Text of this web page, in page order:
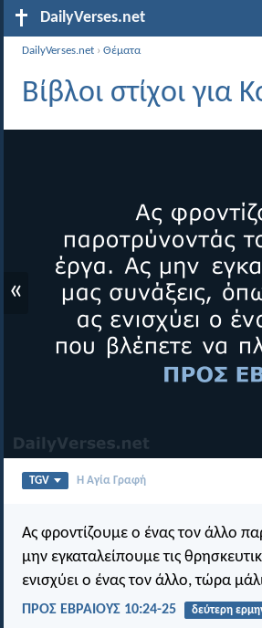
DailyVerses.net
DailyVerses.net ›Θέματα
Βίβλοι στίχοι για
«
TGV Η Αγία Γραφή
Ας φροντίζουμε ο ένας τον άλλο
μην εγκαταλείπουμε τις
ενισχύει ο ένας τον άλλο, τώρα
ΠΡΟΣ ΕΒΡΑΙΟΥΣ 10:24-25 δεύτερη